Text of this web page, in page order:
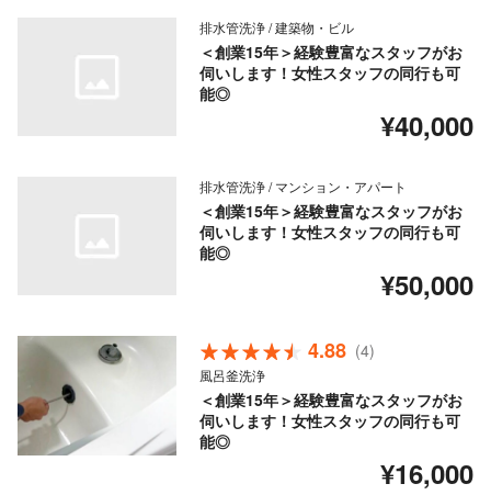
排水管洗浄 / 建築物・ビル
＜創業15年＞経験豊富なスタッフがお
伺いします！女性スタッフの同行も可
能◎
¥40,000
排水管洗浄 / マンション・アパート
＜創業15年＞経験豊富なスタッフがお
伺いします！女性スタッフの同行も可
能◎
¥50,000
4.88 (4)
風呂釜洗浄
＜創業15年＞経験豊富なスタッフがお
伺いします！女性スタッフの同行も可
能◎
¥16,000